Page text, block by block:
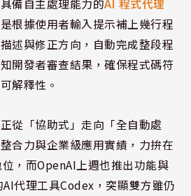
備自主處理能力的AI 程式代理
根據使用者輸入提示補上幾行程
述與修正方向，自動完成整段程
開發者審查結果，確保程式碼符
解釋性。
從「協助式」走向「全自動處
合力與企業級應用實績，力拚在
，而OpenAI上週也推出功能與
代理工具Codex，突顯雙方雖仍